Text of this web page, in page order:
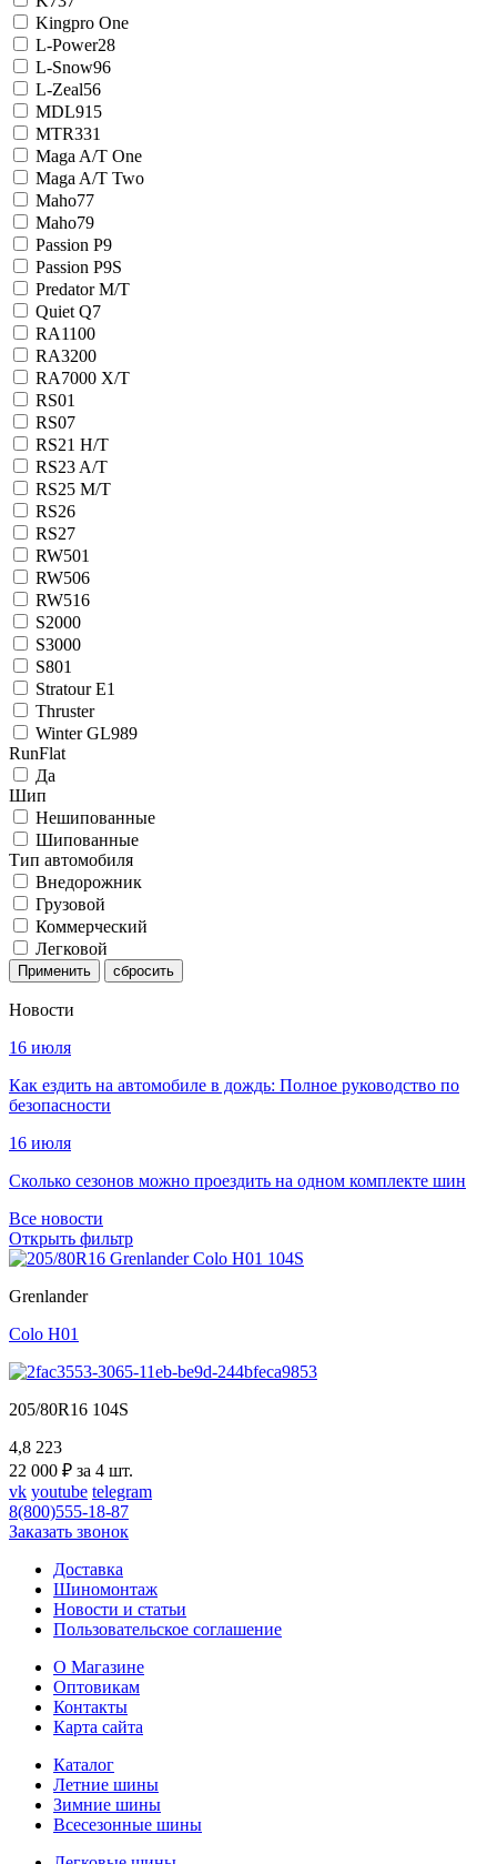
Kingpro One
L-Power28
L-Snow96
L-Zeal56
MDL915
MTR331
Maga A/T One
Maga A/T Two
Maho77
Maho79
Passion P9
Passion P9S
Predator M/T
Quiet Q7
RA1100
RA3200
RA7000 X/T
RS01
RS07
RS21 H/T
RS23 A/T
RS25 M/T
RS26
RS27
RW501
RW506
RW516
S2000
S3000
S801
Stratour E1
Thruster
Winter GL989
RunFlat
Да
Шип
Нешипованные
Шипованные
Тип автомобиля
Внедорожник
Грузовой
Коммерческий
Легковой
Применить
Новости
16 июля
Как ездить на автомобиле в дождь: Полное руководство по
безопасности
16 июля
Сколько сезонов можно проездить на одном комплекте шин
Все новости
Открыть фильтр
Grenlander
Colo H01
205/80R16 104S
4,8 223
22 000 ₽ за 4 шт.
vk youtube telegram
8(800)555-18-87
Заказать звонок
Доставка
Шиномонтаж
Новости и статьи
Пользовательское соглашение
О Магазине
Оптовикам
Контакты
Карта сайта
Каталог
Летние шины
Зимние шины
Всесезонные шины